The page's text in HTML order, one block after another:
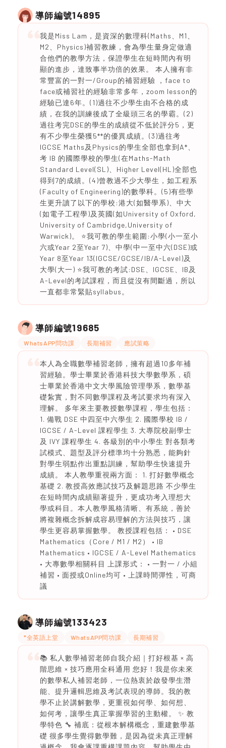
導師編號14895
我是Miss Lam，是資深的數理科(Maths、M1、
M2、Physics)補習教練，會為學生量身定做適
合他們的教學方法，保證學生在短時間內有明
顯的進步，達致事半功倍的效果。 本人擁有非
常豐富的一對一/Group的補習經驗 ，face to
face或補習社的經驗非常多年，zoom lesson的
經驗已達6年。(1)過往不少學生由不合格的成
績，在我的訓練後成了全級頭三名的學霸。(2)
過往考完DSE的學生的成績從不低於評分5，更
有不少學生榮獲5**的優異成績。(3)過往考
IGCSE Maths及Physics的學生全部也拿到A*、
考 IB 的國際學校的學生(在Maths-Math
Standard Level(SL)、Higher Level(HL)全部也
得到7的成績。(4)曾教過不少大學生，如工程系
(Faculty of Engineering)的數學科。(5)有些學
生更升讀了以下的學校:港大(如醫學系)、中大
(如電子工程學)及英國(如University of Oxford,
University of Cambridge,University of
Warwick)。 ⭐️我可教的學生範圍:小學(小一至小
六或Year 2至Year 7)、中學(中一至中六(DSE)或
Year 8至Year 13(IGCSE/GCSE/IB/A-Level)及
大學(大一) ⭐️我可教的考試:DSE、IGCSE、IB及
A-Level的考試課程，而且從沒有間斷過，所以
一直都非常緊貼syllabus。
導師編號19685
WhatsAPP問功課 長期補習 應試策略
本人為全職數學補習老師，擁有超過10多年補
習經驗。學士畢業於香港科技大學數學系，碩
士畢業於香港中文大學風險管理學系，數學基
礎紮實，對不同數學課程及考試要求均有深入
理解。 多年來主要教授數學課程，學生包括：
1. 備戰 DSE 中四至中六學生 2. 國際學校 IB /
IGCSE / A-Level 課程學生 3. 大專院校副學士
及 IVY 課程學生 4. 各級別的中小學生 對各類考
試模式、題型及評分標準均十分熟悉，能夠針
對學生弱點作出重點訓練，幫助學生快速提升
成績。 本人教學重視兩方面： 1. 打好數學概念
基礎 2. 教授高效應試技巧及解題思路 不少學生
在短時間內成績顯著提升，更成功考入理想大
學或科目。本人教學風格清晰、有系統，善於
將複雜概念拆解成容易理解的方法與技巧，讓
學生更容易掌握數學。 教授課程包括： • DSE
Mathematics（Core / M1 / M2） • IB
Mathematics • IGCSE / A-Level Mathematics
• 大專數學相關科目 上課形式： • 一對一 / 小組
補習 • 面授或Online均可 • 上課時間彈性，可商
議
導師編號133423
*全英語上堂 WhatsAPP問功課 長期補習
📚 私人數學補習老師自我介紹｜打好根基 × 高
階思維 × 技巧應用全科通用 您好！我是你未來
的數學私人補習老師，一位熱衷於啟發學生潛
能、提升邏輯思維及考試表現的導師。我的教
學不止於講解數學，更重視如何學、如何想、
如何考，讓學生真正掌握學習的主動權。 ✨ 教
學特色 🔧 補底：從根本解構概念，重建數學基
礎 很多學生覺得數學難，是因為從未真正理解